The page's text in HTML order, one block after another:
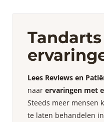
Lees Reviews en
naar ervaringen met
Steeds meer mensen
te laten behandelen